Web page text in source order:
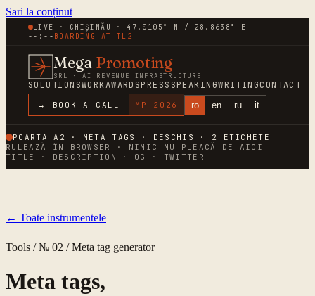
Sari la conținut
LIVE · CHIȘINĂU · 47.0105° N / 28.8638° E
--:-- BOARDING AT TL2
Mega Promoting
SRL · AI REVENUE INFRASTRUCTURE
SOLUTIONSWORKAWARDSPRESS SPEAKINGWRITINGCONTACT
→ BOOK A CALL MP- 2026 ro en ru it
POARTA A2 · META TAGS · DESCHIS · 2
ETICHETE
RULEAZĂ ÎN BROWSER · NIMIC NU PLEACĂ DE AICI
TITLE · DESCRIPTION · OG · TWITTER
← Toate instrumentele
Tools / № 02 / Meta tag generator
Meta tags,